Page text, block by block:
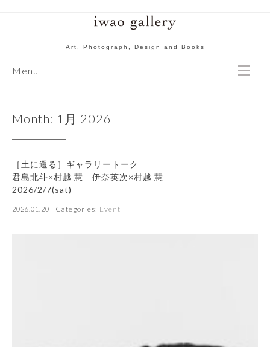
Art, Photograph, Design and Books
Menu
Month: 1月 2026
［土に還る］ギャラリートーク
君島北斗×村越 慧 伊奈英次×村越 慧
2026/2/7(sat)
2026.01.20 | Categories: Event